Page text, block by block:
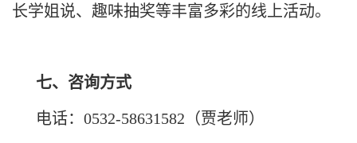
长学姐说、趣味抽奖等丰富多彩的线上活动。
七、咨询方式
电话：0532-58631582（贾老师）